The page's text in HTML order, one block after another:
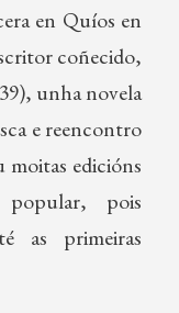
en Quíos en
coñecido,
unha novela
e reencontro
moitas edicións
popular, pois
as primeiras